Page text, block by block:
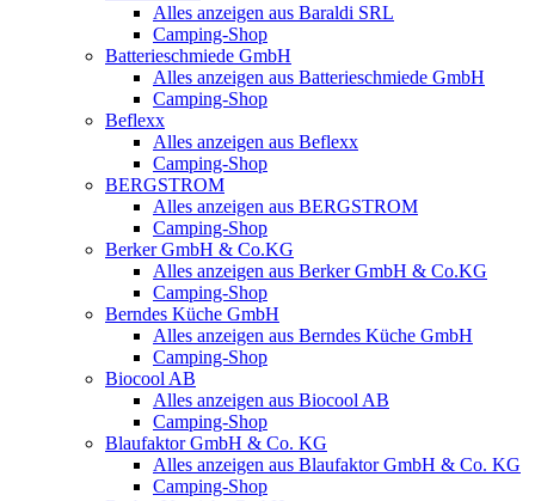
Alles anzeigen aus Baraldi SRL
Camping-Shop
Batterieschmiede GmbH
Alles anzeigen aus Batterieschmiede GmbH
Camping-Shop
Beflexx
Alles anzeigen aus Beflexx
Camping-Shop
BERGSTROM
Alles anzeigen aus BERGSTROM
Camping-Shop
Berker GmbH & Co.KG
Alles anzeigen aus Berker GmbH & Co.KG
Camping-Shop
Berndes Küche GmbH
Alles anzeigen aus Berndes Küche GmbH
Camping-Shop
Biocool AB
Alles anzeigen aus Biocool AB
Camping-Shop
Blaufaktor GmbH & Co. KG
Alles anzeigen aus Blaufaktor GmbH & Co. KG
Camping-Shop